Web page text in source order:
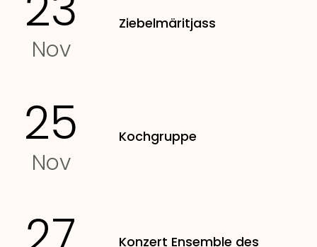
Nov
Ziebelmäritjass
25
Nov
Kochgruppe
Konzert Ensemble des